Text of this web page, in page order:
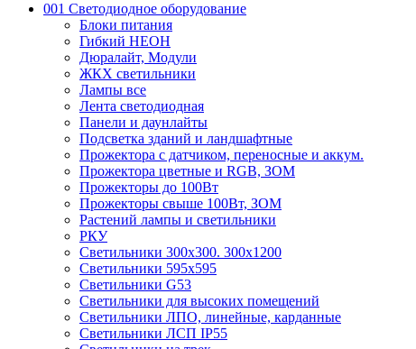
001 Светодиодное оборудование
Блоки питания
Гибкий НЕОН
Дюралайт, Модули
ЖКХ светильники
Лампы все
Лента светодиодная
Панели и даунлайты
Подсветка зданий и ландшафтные
Прожектора с датчиком, переносные и аккум.
Прожектора цветные и RGB, ЗОМ
Прожекторы до 100Вт
Прожекторы свыше 100Вт, ЗОМ
Растений лампы и светильники
РКУ
Светильники 300х300. 300х1200
Светильники 595х595
Светильники G53
Светильники для высоких помещений
Светильники ЛПО, линейные, карданные
Светильники ЛСП IP55